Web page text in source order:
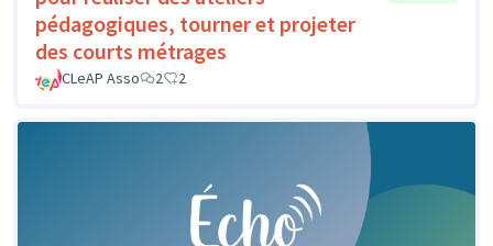
pédagogiques, tourner et projeter
des courts métrages
CLeAP Asso 2 2